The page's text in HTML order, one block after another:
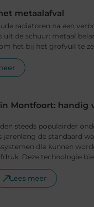
metaalafval
radiatoren na een
uit de schuur: metaal
het bij het grofvuil te
Montfoort: handig
steeds populairder
jarenlang de standaard
die kunnen
Deze technologie
Lees meer